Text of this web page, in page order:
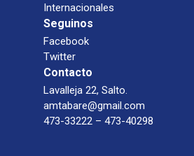
Internacionales
Seguinos
Facebook
Twitter
Contacto
Lavalleja 22, Salto.
amtabare@gmail.com
473-33222 – 473-40298